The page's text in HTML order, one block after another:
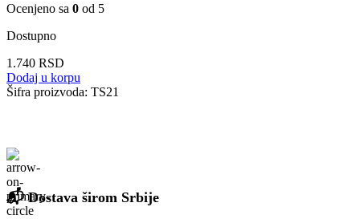
Ocenjeno sa 0 od 5
Dostupno
1.740 RSD
Dodaj u korpu
Šifra proizvoda: TS21
📬 Dostava širom Srbije